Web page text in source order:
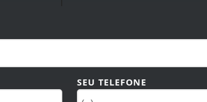
SEU TELEFONE